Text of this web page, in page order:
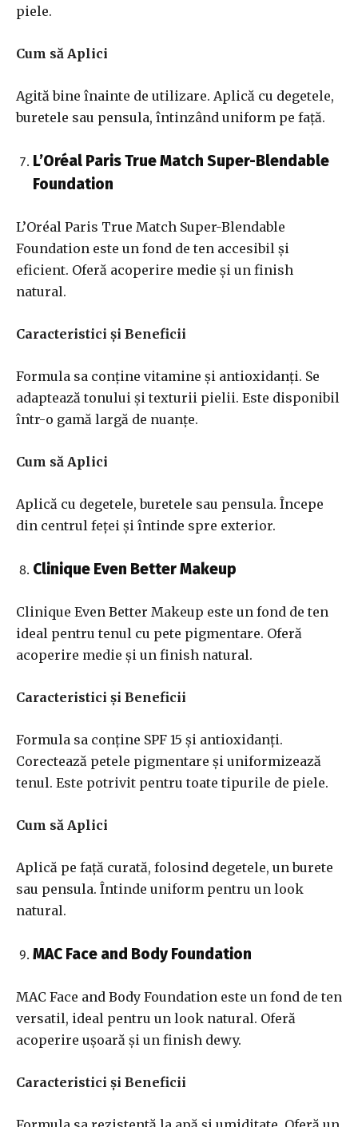
piele.
Cum să Aplici
Agită bine înainte de utilizare. Aplică cu degetele,
buretele sau pensula, întinzând uniform pe față.
L’Oréal Paris True Match Super-Blendable
Foundation
L’Oréal Paris True Match Super-Blendable
Foundation este un fond de ten accesibil și
eficient. Oferă acoperire medie și un finish
natural.
Caracteristici și Beneficii
Formula sa conține vitamine și antioxidanți. Se
adaptează tonului și texturii pielii. Este disponibil
într-o gamă largă de nuanțe.
Cum să Aplici
Aplică cu degetele, buretele sau pensula. Începe
din centrul feței și întinde spre exterior.
Clinique Even Better Makeup
Clinique Even Better Makeup este un fond de ten
ideal pentru tenul cu pete pigmentare. Oferă
acoperire medie și un finish natural.
Caracteristici și Beneficii
Formula sa conține SPF 15 și antioxidanți.
Corectează petele pigmentare și uniformizează
tenul. Este potrivit pentru toate tipurile de piele.
Cum să Aplici
Aplică pe față curată, folosind degetele, un burete
sau pensula. Întinde uniform pentru un look
natural.
MAC Face and Body Foundation
MAC Face and Body Foundation este un fond de ten
versatil, ideal pentru un look natural. Oferă
acoperire ușoară și un finish dewy.
Caracteristici și Beneficii